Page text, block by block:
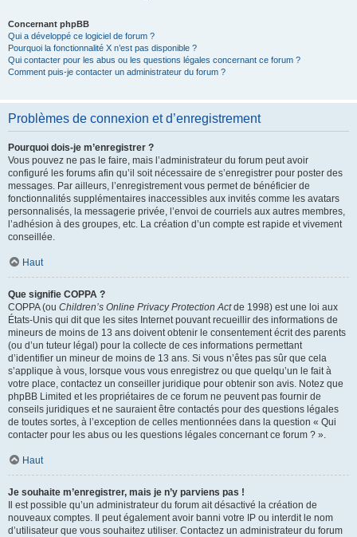
Concernant phpBB
Qui a développé ce logiciel de forum ?
Pourquoi la fonctionnalité X n’est pas disponible ?
Qui contacter pour les abus ou les questions légales concernant ce forum ?
Comment puis-je contacter un administrateur du forum ?
Problèmes de connexion et d’enregistrement
Pourquoi dois-je m’enregistrer ?
Vous pouvez ne pas le faire, mais l’administrateur du forum peut avoir
configuré les forums afin qu’il soit nécessaire de s’enregistrer pour poster des
messages. Par ailleurs, l’enregistrement vous permet de bénéficier de
fonctionnalités supplémentaires inaccessibles aux invités comme les avatars
personnalisés, la messagerie privée, l’envoi de courriels aux autres membres,
l’adhésion à des groupes, etc. La création d’un compte est rapide et vivement
conseillée.
Haut
Que signifie COPPA ?
COPPA (ou Children’s Online Privacy Protection Actde 1998) est une loi aux
États-Unis qui dit que les sites Internet pouvant recueillir des informations de
mineurs de moins de 13 ans doivent obtenir le consentement écrit des parents
(ou d’un tuteur légal) pour la collecte de ces informations permettant
d’identifier un mineur de moins de 13 ans. Si vous n’êtes pas sûr que cela
s’applique à vous, lorsque vous vous enregistrez ou que quelqu’un le fait à
votre place, contactez un conseiller juridique pour obtenir son avis. Notez que
phpBB Limited et les propriétaires de ce forum ne peuvent pas fournir de
conseils juridiques et ne sauraient être contactés pour des questions légales
de toutes sortes, à l’exception de celles mentionnées dans la question « Qui
contacter pour les abus ou les questions légales concernant ce forum ? ».
Haut
Je souhaite m’enregistrer, mais je n’y parviens pas !
Il est possible qu’un administrateur du forum ait désactivé la création de
nouveaux comptes. Il peut également avoir banni votre IP ou interdit le nom
d’utilisateur que vous souhaitez utiliser. Contactez un administrateur du forum